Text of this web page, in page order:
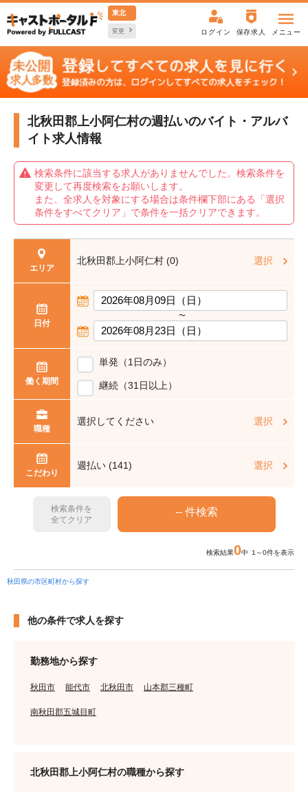
東北
変更 ログイン 保存求人 メニュー
北秋田郡上小阿仁村の週払いのバイト・アルバ
イト求人情報
検索条件に該当する求人がありませんでした。検索条件を
変更して再度検索をお願いします。
また、全求人を対象にする場合は条件欄下部にある「選択
条件をすべてクリア」で条件を一括クリアできます。
エリア
北秋田郡上小阿仁村 (0) 選択
日付
〜
働く期間
単発（1日のみ）
継続（31日以上）
職種
選択してください 選択
こだわり
週払い (141) 選択
検索条件を
全てクリア
検索結果0中 1～0件を表示
秋田県の市区町村から探す
他の条件で求人を探す
勤務地から探す
秋田市 能代市 北秋田市 山本郡三種町
南秋田郡五城目町
北秋田郡上小阿仁村の職種から探す